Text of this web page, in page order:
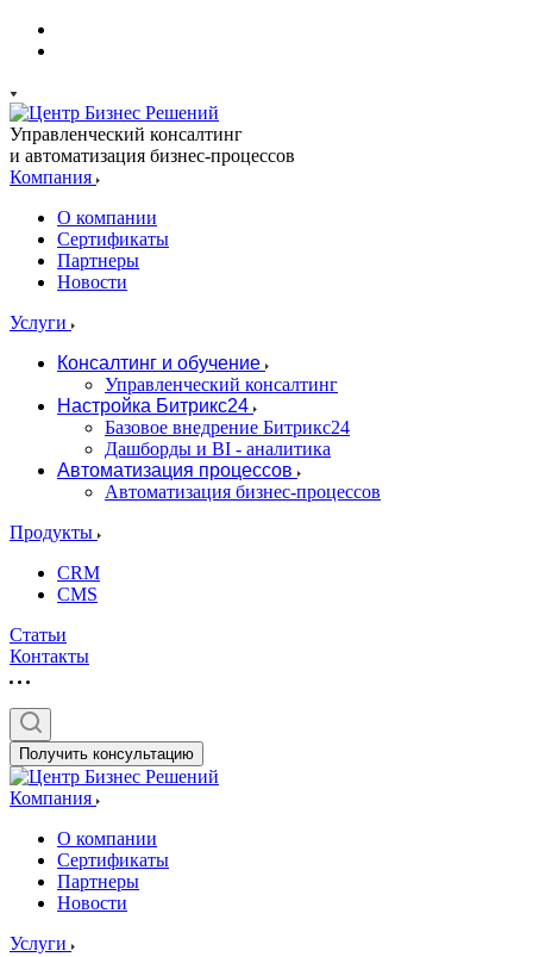
Управленческий консалтинг
и автоматизация бизнес-процессов
Компания
О компании
Сертификаты
Партнеры
Новости
Услуги
Консалтинг и обучение
Управленческий консалтинг
Настройка Битрикс24
Базовое внедрение Битрикс24
Дашборды и BI - аналитика
Автоматизация процессов
Автоматизация бизнес-процессов
Продукты
CRM
CMS
Статьи
Контакты
Получить консультацию
Компания
О компании
Сертификаты
Партнеры
Новости
Услуги